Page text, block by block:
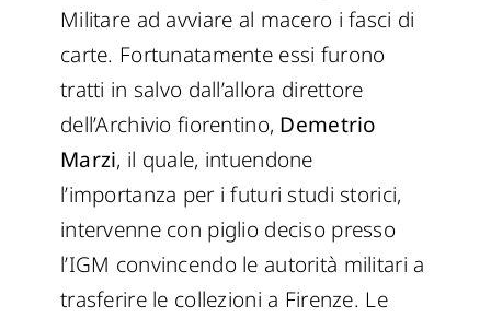
Militare ad avviare al macero i fasci di
carte. Fortunatamente essi furono
tratti in salvo dall’allora direttore
dell’Archivio fiorentino, Demetrio
Marzi, il quale, intuendone
l’importanza per i futuri studi storici,
intervenne con piglio deciso presso
l’IGM convincendo le autorità militari a
trasferire le collezioni a Firenze. Le